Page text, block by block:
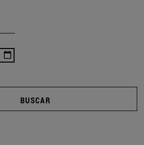
BUSCAR